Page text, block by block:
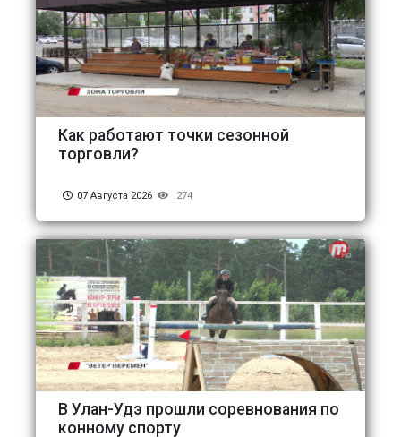
Как работают точки сезонной
торговли?
07 Августа 2026 274
В Улан-Удэ прошли соревнования по
конному спорту